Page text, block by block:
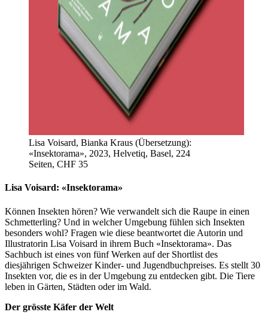
Lisa Voisard, Bianka Kraus (Übersetzung):
«Insektorama», 2023, Helvetiq, Basel, 224
Seiten, CHF 35
Lisa Voisard: «Insektorama»
Können Insekten hören? Wie verwandelt sich die Raupe in einen
Schmetterling? Und in welcher Umgebung fühlen sich Insekten
besonders wohl? Fragen wie diese beantwortet die Autorin und
Illustratorin Lisa Voisard in ihrem Buch «Insektorama». Das
Sachbuch ist eines von fünf Werken auf der Shortlist des
diesjährigen Schweizer Kinder- und Jugendbuchpreises. Es stellt 30
Insekten vor, die es in der Umgebung zu entdecken gibt. Die Tiere
leben in Gärten, Städten oder im Wald.
Der grösste Käfer der Welt